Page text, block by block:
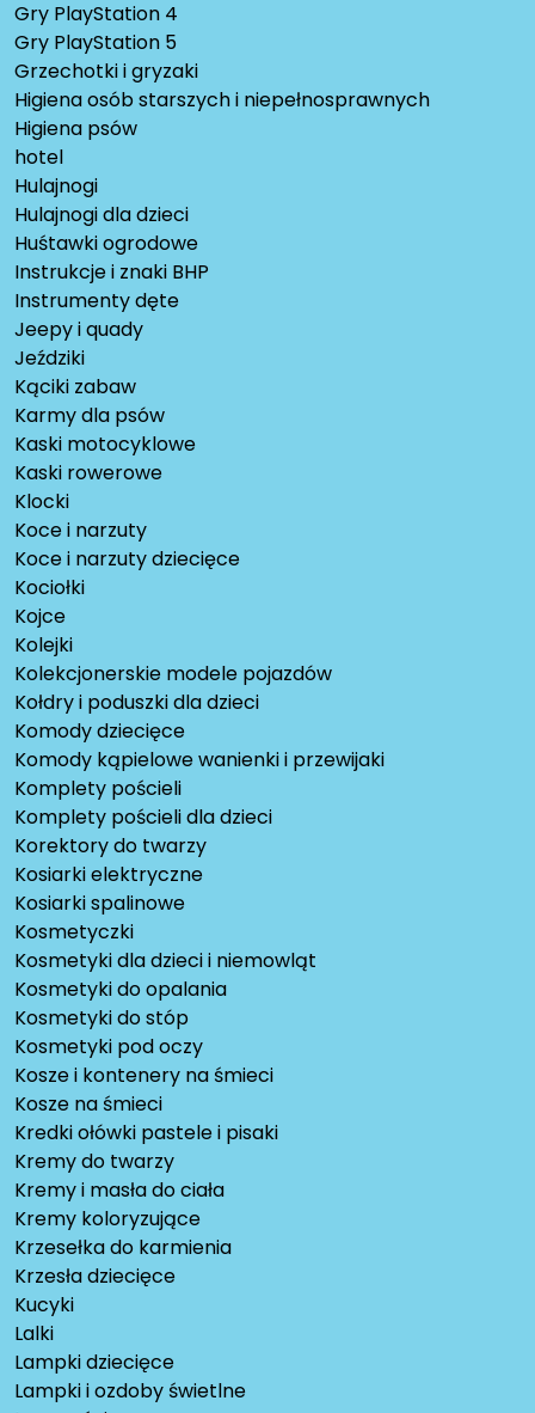
Gry PlayStation 4
Gry PlayStation 5
Grzechotki i gryzaki
Higiena osób starszych i niepełnosprawnych
Higiena psów
hotel
Hulajnogi
Hulajnogi dla dzieci
Huśtawki ogrodowe
Instrukcje i znaki BHP
Instrumenty dęte
Jeepy i quady
Jeździki
Kąciki zabaw
Karmy dla psów
Kaski motocyklowe
Kaski rowerowe
Klocki
Koce i narzuty
Koce i narzuty dziecięce
Kociołki
Kojce
Kolejki
Kolekcjonerskie modele pojazdów
Kołdry i poduszki dla dzieci
Komody dziecięce
Komody kąpielowe wanienki i przewijaki
Komplety pościeli
Komplety pościeli dla dzieci
Korektory do twarzy
Kosiarki elektryczne
Kosiarki spalinowe
Kosmetyczki
Kosmetyki dla dzieci i niemowląt
Kosmetyki do opalania
Kosmetyki do stóp
Kosmetyki pod oczy
Kosze i kontenery na śmieci
Kosze na śmieci
Kredki ołówki pastele i pisaki
Kremy do twarzy
Kremy i masła do ciała
Kremy koloryzujące
Krzesełka do karmienia
Krzesła dziecięce
Kucyki
Lalki
Lampki dziecięce
Lampki i ozdoby świetlne